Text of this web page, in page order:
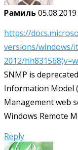
Рамиль
https://
versions/windows/
2012/
SNMP is
Information Model
Management web
Windows Remote
Reply